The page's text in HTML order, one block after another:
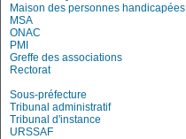
Maison des personnes handicapées
MSA
ONAC
PMI
Greffe des associations
Rectorat
Sous-préfecture
Tribunal administratif
Tribunal d'instance
URSSAF